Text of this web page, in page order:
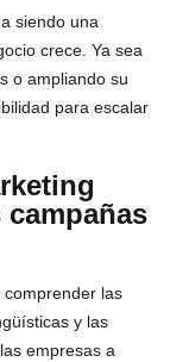
siendo una
crece. Ya sea
o ampliando su
para escalar
comprender las
y las
empresas a